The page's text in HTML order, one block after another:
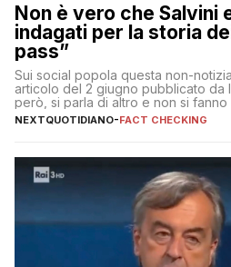
Non è vero che Salvini
indagati per la storia
pass”
Sui social popola questa non-
articolo del 2 giugno pubblicato da
però, si parla di altro e non si
Fratelli d’Italia
NEXTQUOTIDIANO-FACT CHECKING